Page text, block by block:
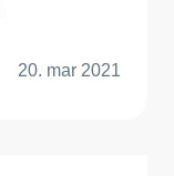
20. mar 2021